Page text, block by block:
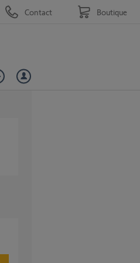
Contact Boutique